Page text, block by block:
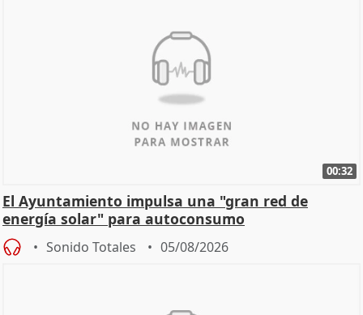
00:32
El Ayuntamiento impulsa una "gran red de
energía solar" para autoconsumo
Sonido Totales 05/08/2026